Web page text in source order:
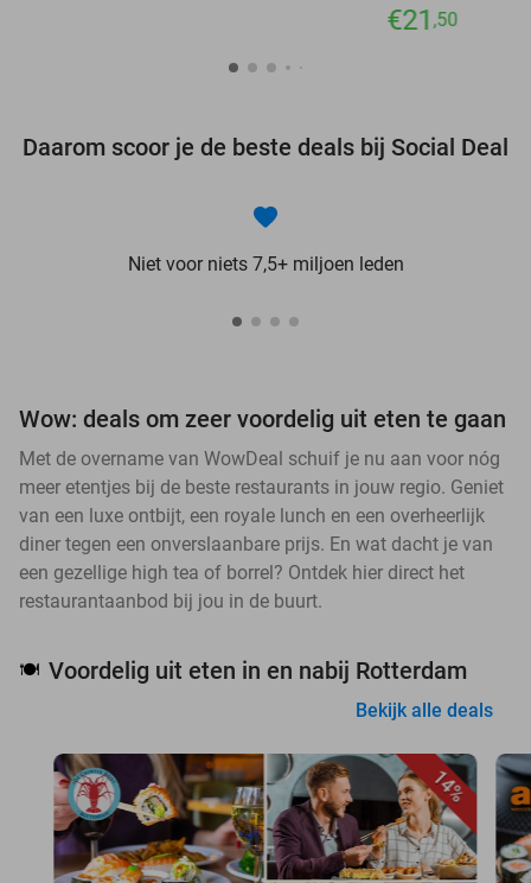
€21,50
Daarom scoor je de beste deals bij Social Deal
Niet voor niets 7,5+ miljoen leden
Wow: deals om zeer voordelig uit eten te gaan
Met de overname van WowDeal schuif je nu aan voor nóg
meer etentjes bij de beste restaurants in jouw regio. Geniet
van een luxe ontbijt, een royale lunch en een overheerlijk
diner tegen een onverslaanbare prijs. En wat dacht je van
een gezellige high tea of borrel? Ontdek hier direct het
restaurantaanbod bij jou in de buurt.
🍽️ Voordelig uit eten in en nabij Rotterdam
Bekijk alle deals
14%